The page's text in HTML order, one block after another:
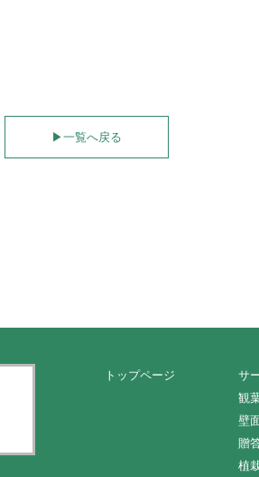
▶︎一覧へ戻る
トップページ
サ
観
壁
贈
植